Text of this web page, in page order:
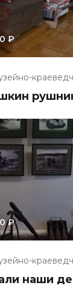
₽
₽
наши